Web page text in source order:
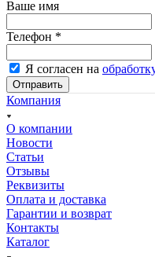
Ваше имя
Телефон *
Я согласен на
Отправить
Компания
О компании
Новости
Статьи
Отзывы
Реквизиты
Оплата и доставка
Гарантии и возврат
Контакты
Каталог